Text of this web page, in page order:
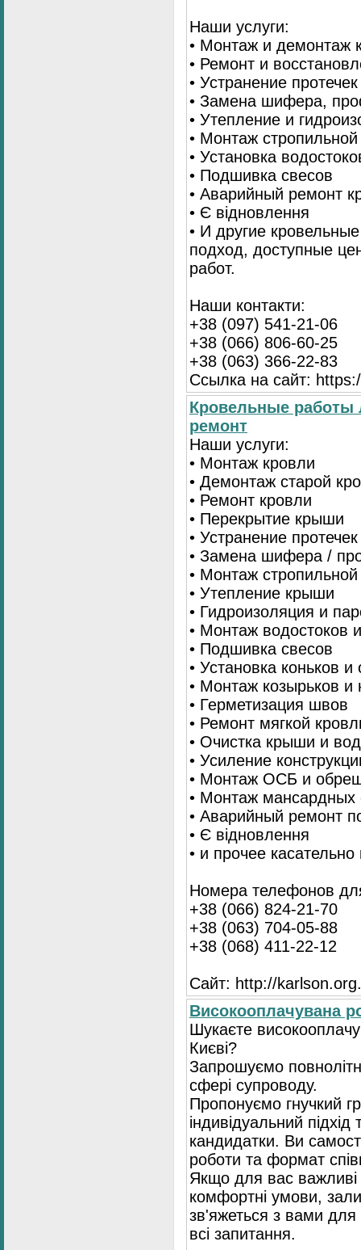
Наши услуги:
• Монтаж и демонтаж
• Ремонт и
• Устранение протечек
• Замена шифера,
• Утепление и
• Монтаж
• Установка
• Подшивка свесов
• Аварийный ремонт
• Є відновлення
• И другие
подход, доступные
работ.
Наши контакти:
+38 (097) 541-21-06
+38 (066) 806-60-25
+38 (063) 366-22-83
Ссылка на сайт:
Кровельные
ремонт
Наши услуги:
• Монтаж кровли
• Демонтаж старой
• Ремонт кровли
• Перекрытие крыши
• Устранение протечек
• Замена шифера /
• Монтаж
• Утепление крыши
• Гидроизоляция и
• Монтаж водостоков
• Подшивка свесов
• Установка коньков и
• Монтаж козырьков и
• Герметизация швов
• Ремонт мягкой
• Очистка крыши и
• Усиление
• Монтаж ОСБ и
• Монтаж мансардных
• Аварийный ремонт
• Є відновлення
• и прочее
Номера телефонов
+38 (066) 824-21-70
+38 (063) 704-05-88
+38 (068) 411-22-12
Сайт: http://
Високооплачувана
Шукаєте
Києві?
Запрошуємо
сфері супроводу.
Пропонуємо гнучкий
індивідуальний
кандидатки. Ви
роботи та формат
Якщо для вас важливі
комфортні умови,
зв'яжеться з вами для
всі запитання.